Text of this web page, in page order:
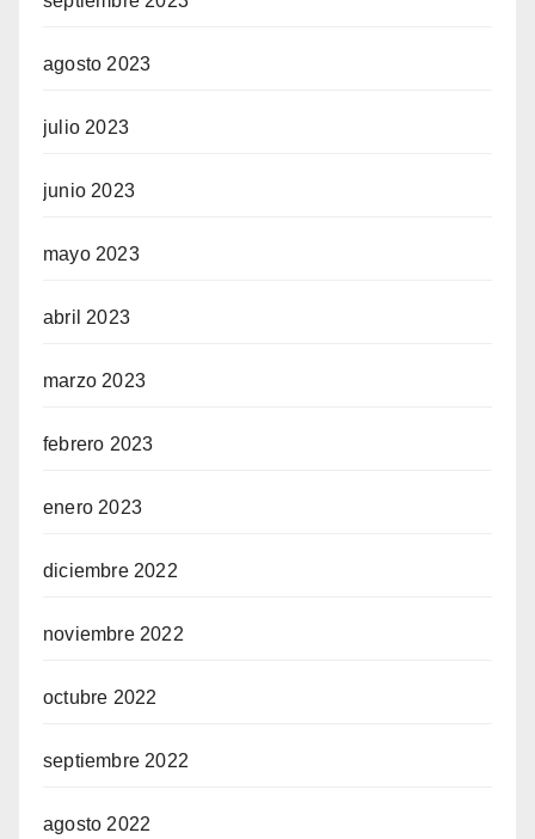
agosto 2023
julio 2023
junio 2023
mayo 2023
abril 2023
marzo 2023
febrero 2023
enero 2023
diciembre 2022
noviembre 2022
octubre 2022
septiembre 2022
agosto 2022